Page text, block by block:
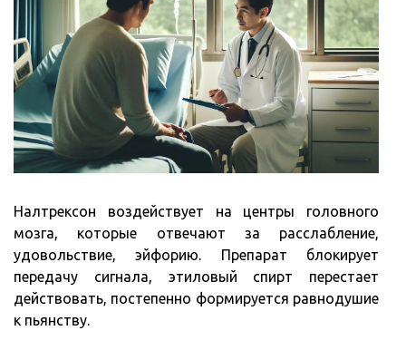
Налтрексон воздействует на центры головного
мозга, которые отвечают за расслабление,
удовольствие, эйфорию. Препарат блокирует
передачу сигнала, этиловый спирт перестает
действовать, постепенно формируется равнодушие
к пьянству.